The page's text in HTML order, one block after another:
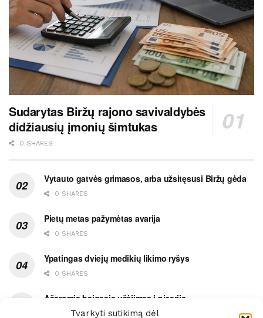
Tvarkyti sutikimą dėl
Sudarytas Biržų rajono savivaldybės
didžiausių įmonių šimtukas
0 SHARES
Vytauto gatvės grimasos, arba užsitęsusi Biržų gėda
0 SHARES
Pietų metas pažymėtas avarija
0 SHARES
Ypatingas dviejų medikių likimo ryšys
0 SHARES
Ašaromis baigęsis užėjimas į piceriją
0 SHARES